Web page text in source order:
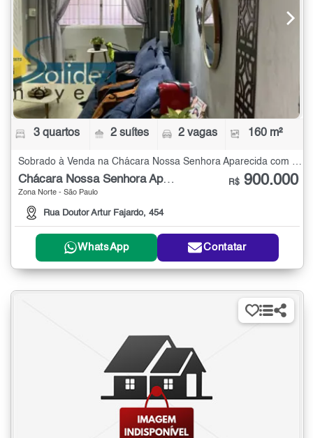
3 quartos 2 suítes 2 vagas 160 m²
Chácara Nossa Senhora Aparecida
Zona Norte - São Paulo
Rua Doutor Artur Fajardo, 454
R$ 900.000
WhatsApp Contatar